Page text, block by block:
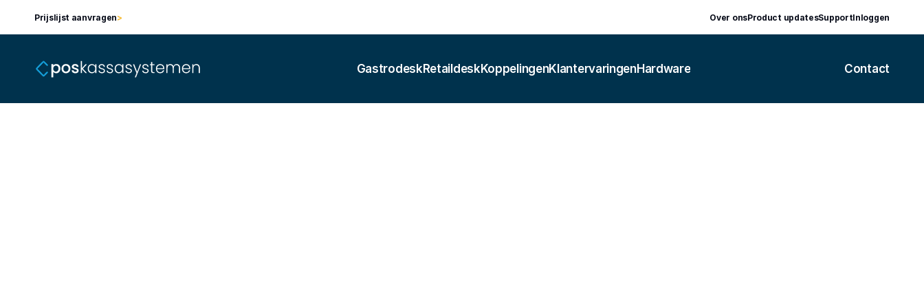
Prijslijst aanvragen> Over onsProduct updatesSupportInloggen
GastrodeskRetaildeskKoppelingenKlantervaringenHardware Contact